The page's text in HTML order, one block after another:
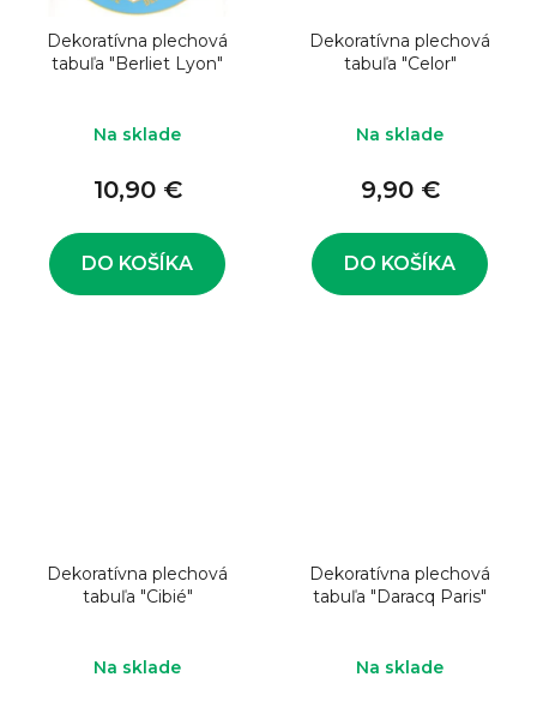
Dekoratívna plechová
tabuľa "Berliet Lyon"
Na sklade
10,90 €
DO KOŠÍKA
Dekoratívna plechová
tabuľa "Celor"
Na sklade
9,90 €
DO KOŠÍKA
Dekoratívna plechová
tabuľa "Cibié"
Na sklade
Dekoratívna plechová
tabuľa "Daracq Paris"
Na sklade